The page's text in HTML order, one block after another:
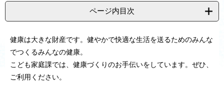
ページ内目次
健康は大きな財産です。健やかで快適な生活を送るためのみんな
でつくるみんなの健康。
こども家庭課では、健康づくりのお手伝いをしています。ぜひ、
ご利用ください。